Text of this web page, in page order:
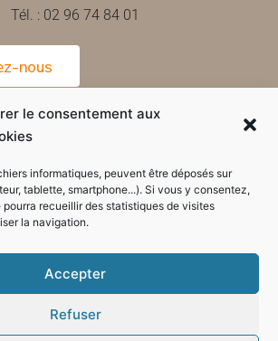
le consentement aux
informatiques, peuvent être déposés sur
tablette, smartphone...). Si vous y consentez,
pourra recueillir des statistiques de visites
la navigation.
Accepter
Refuser
Tél. : 02 96 74 84 01
nous
d'ouverture de la mairie